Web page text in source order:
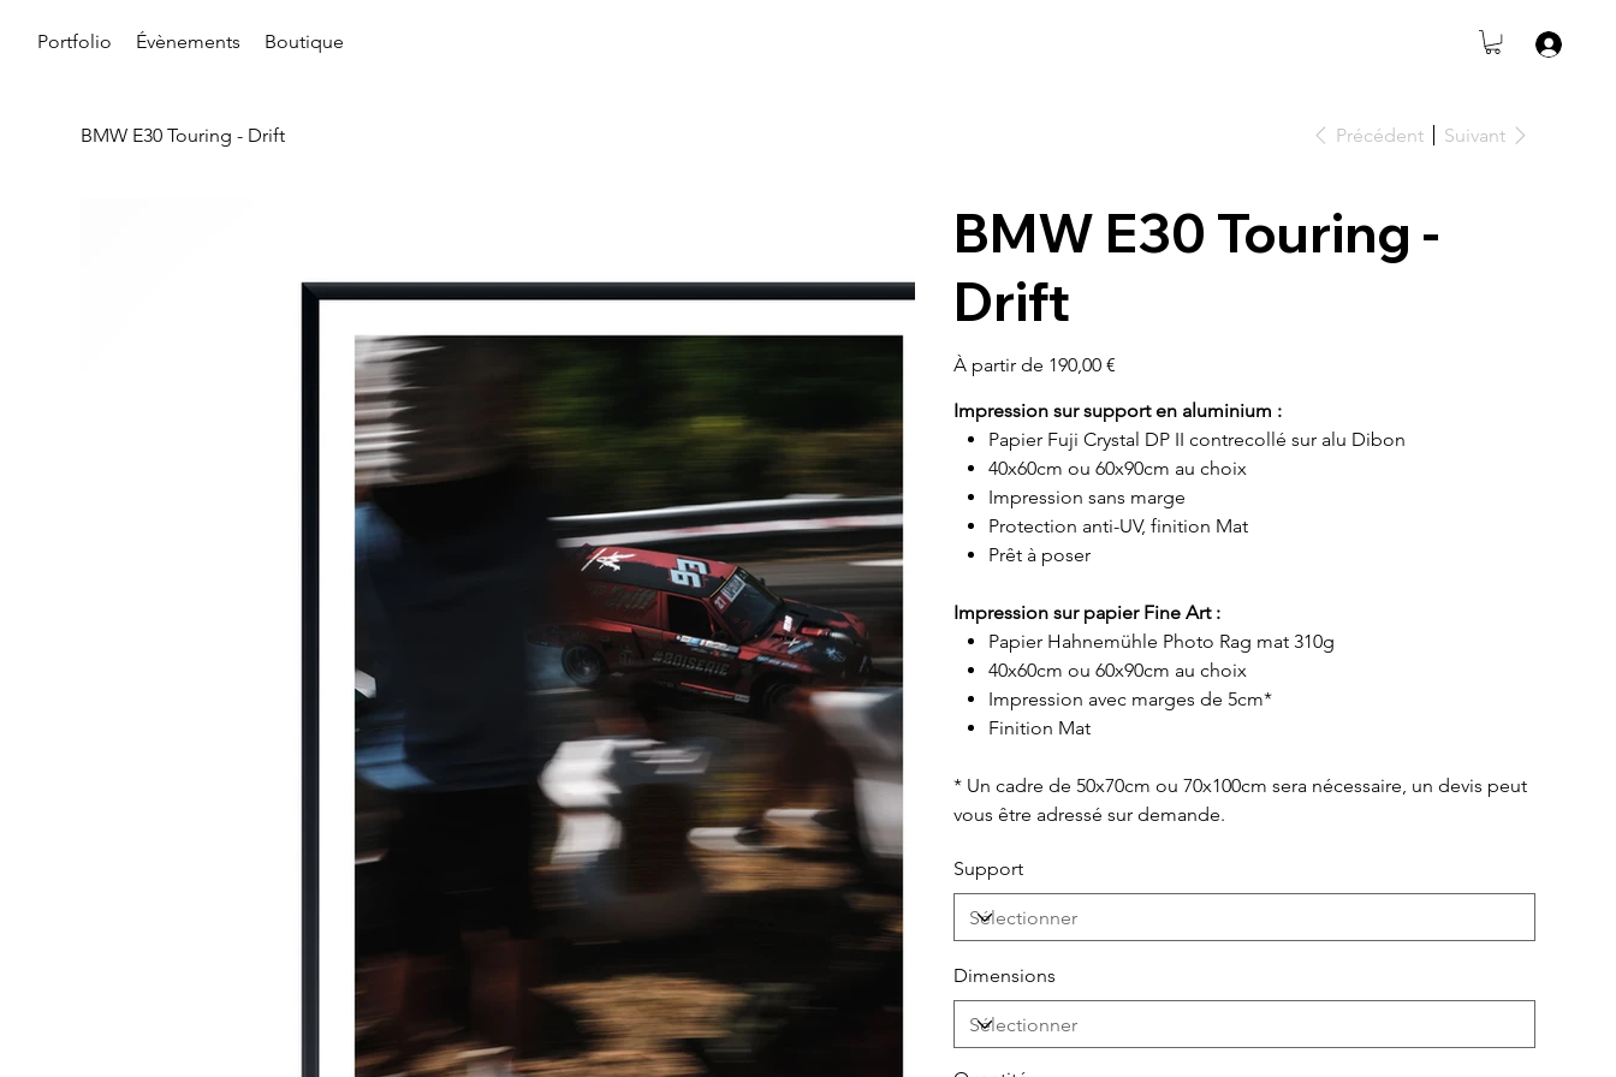
Portfolio Évènements Boutique
BMW E30 Touring - Drift Précédent Suivant
BMW E30 Touring -
Drift
À partir de 190,00 €
Impression sur support en aluminium :
Papier Fuji Crystal DP II contrecollé sur alu Dibon
40x60cm ou 60x90cm au choix
Impression sans marge
Protection anti-UV, finition Mat
Prêt à poser
Impression sur papier Fine Art :
Papier Hahnemühle Photo Rag mat 310g
40x60cm ou 60x90cm au choix
Impression avec marges de 5cm*
Finition Mat
* Un cadre de 50x70cm ou 70x100cm sera nécessaire, un devis peut
vous être adressé sur demande.
Support
Dimensions